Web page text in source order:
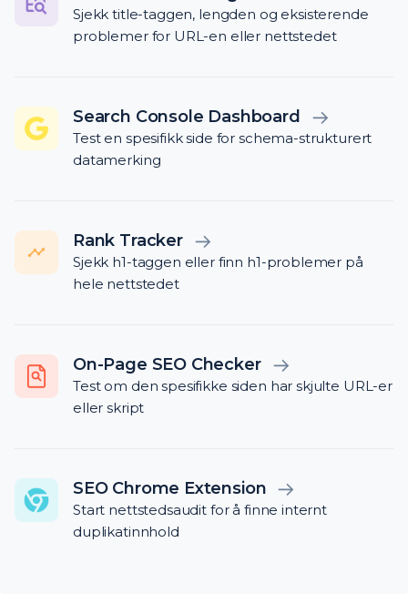
Sjekk title-taggen, lengden og eksisterende
problemer for URL-en eller nettstedet
Search Console Dashboard
Test en spesifikk side for schema-strukturert
datamerking
Rank Tracker
Sjekk h1-taggen eller finn h1-problemer på
hele nettstedet
On-Page SEO Checker
Test om den spesifikke siden har skjulte URL-er
eller skript
SEO Chrome Extension
Start nettstedsaudit for å finne internt
duplikatinnhold